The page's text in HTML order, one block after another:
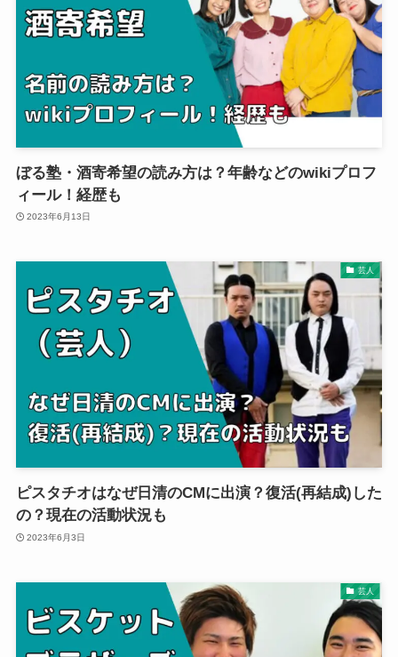
ぼる塾・酒寄希望の読み方は？年齢などのwikiプロフ
ィール！経歴も
2023年6月13日
芸人
ピスタチオはなぜ日清のCMに出演？復活(再結成)した
の？現在の活動状況も
2023年6月3日
芸人